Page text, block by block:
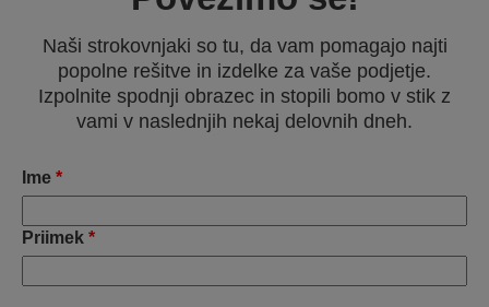
Naši strokovnjaki so tu, da vam pomagajo najti
popolne rešitve in izdelke za vaše podjetje.
Izpolnite spodnji obrazec in stopili bomo v stik z
vami v naslednjih nekaj delovnih dneh.
Ime *
Priimek *